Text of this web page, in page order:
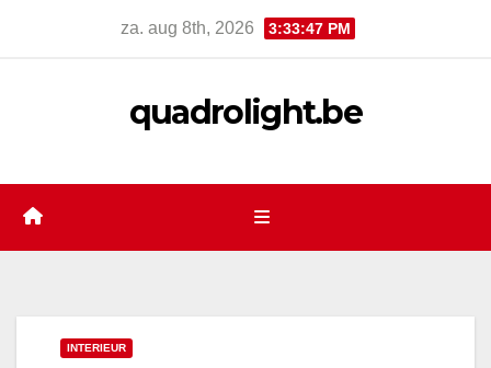
za. aug 8th, 2026 3:33:48 PM
quadrolight.be
INTERIEUR